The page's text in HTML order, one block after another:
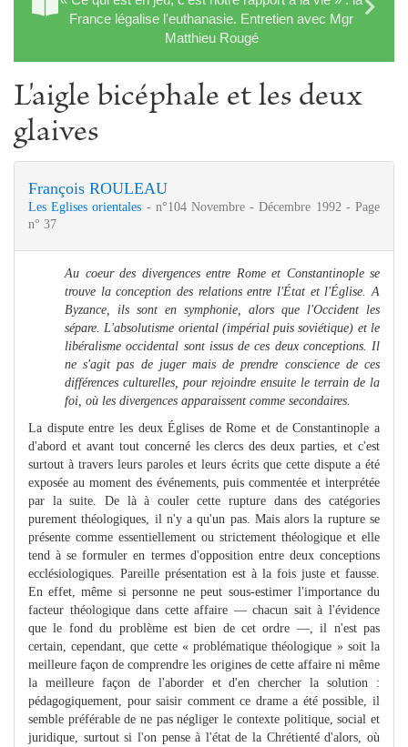
France légalise l'euthanasie. Entretien avec Mgr
Matthieu Rougé
L'aigle bicéphale et les deux
glaives
François ROULEAU
Les Eglises orientales - n°104 Novembre - Décembre 1992 - Page
n° 37
Au coeur des divergences entre Rome et Constantinople se
trouve la conception des relations entre l'État et l'Église. A
Byzance, ils sont en symphonie, alors que l'Occident les
sépare. L'absolutisme oriental (impérial puis soviétique) et le
libéralisme occidental sont issus de ces deux conceptions. Il
ne s'agit pas de juger mais de prendre conscience de ces
différences culturelles, pour rejoindre ensuite le terrain de la
foi, où les divergences apparaissent comme secondaires.
La dispute entre les deux Églises de Rome et de Constantinople a
d'abord et avant tout concerné les clercs des deux parties, et c'est
surtout à travers leurs paroles et leurs écrits que cette dispute a été
exposée au moment des événements, puis commentée et interprétée
par la suite. De là à couler cette rupture dans des catégories
purement théologiques, il n'y a qu'un pas. Mais alors la rupture se
présente comme essentiellement ou strictement théologique et elle
tend à se formuler en termes d'opposition entre deux conceptions
ecclésiologiques. Pareille présentation est à la fois juste et fausse.
En effet, même si personne ne peut sous-estimer l'importance du
facteur théologique dans cette affaire — chacun sait à l'évidence
que le fond du problème est bien de cet ordre —, il n'est pas
certain, cependant, que cette « problématique théologique » soit la
meilleure façon de comprendre les origines de cette affaire ni même
la meilleure façon de l'aborder et d'en chercher la solution :
pédagogiquement, pour saisir comment ce drame a été possible, il
semble préférable de ne pas négliger le contexte politique, social et
juridique, surtout si l'on pense à l'état de la Chrétienté d'alors, où